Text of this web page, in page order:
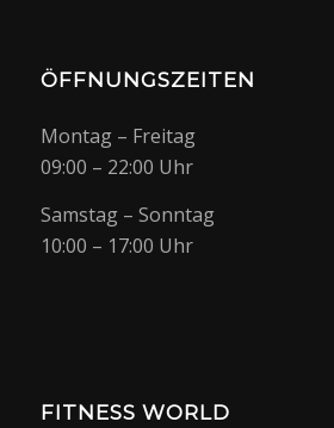
ÖFFNUNGSZEITEN
Montag – Freitag
09:00 – 22:00 Uhr
Samstag – Sonntag
10:00 – 17:00 Uhr
FITNESS WORLD